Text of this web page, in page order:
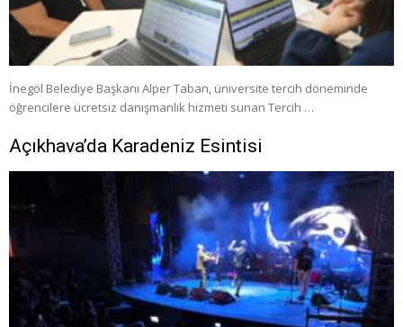
İnegöl Belediye Başkanı Alper Taban, üniversite tercih döneminde
öğrencilere ücretsiz danışmanlık hizmeti sunan Tercih …
Açıkhava’da Karadeniz Esintisi